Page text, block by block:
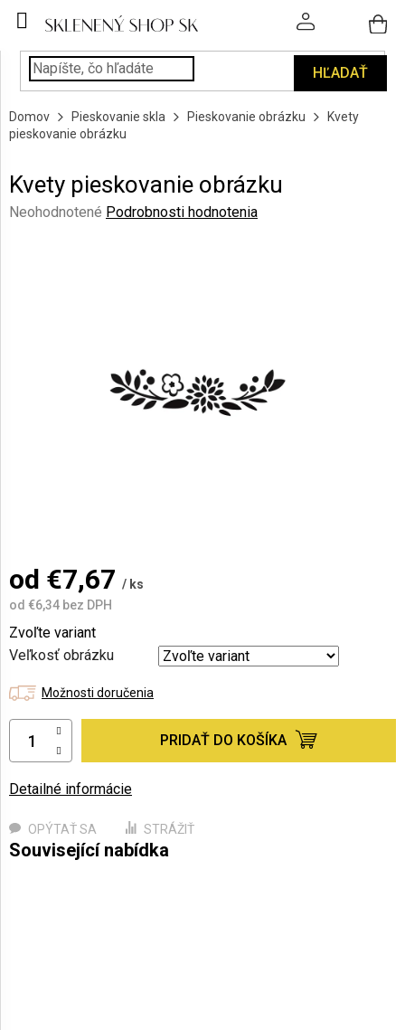
HĽADAŤ
POHÁRE
PODÁVANIE
NÁPOJOV
KUCHYŇA
A
Domov Pieskovanie skla Pieskovanie obrázku
Kvety
pieskovanie obrázku
Kvety pieskovanie obrázku
Priemerné
Neohodnotené Podrobnosti hodnotenia
od €7,67 / ks
od €6,34 bez DPH
Jednotková
cena:
Zvoľte variant
Veľkosť obrázku
Možnosti doručenia
PRIDAŤ DO KOŠÍKA
Detailné informácie
OPÝTAŤ SA STRÁŽIŤ